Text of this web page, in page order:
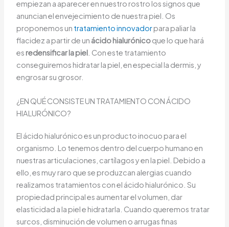
empiezan a aparecer en nuestro rostro los signos que
anuncian el envejecimiento de nuestra piel. Os
proponemos un tratamiento innovadorpara paliar la
flacidez a partir de un ácido hialurónicoque lo que hará
es redensificar la piel . Con este tratamiento
conseguiremos hidratar la piel, en especial la dermis, y
engrosar su grosor.
¿EN QUÉ CONSISTE UN TRATAMIENTO CON ÁCIDO
HIALURÓNICO?
El ácido hialurónico es un producto inocuo para el
organismo. Lo tenemos dentro del cuerpo humano en
nuestras articulaciones, cartílagos y en la piel. Debido a
ello, es muy raro que se produzcan alergias cuando
realizamos tratamientos con el ácido hialurónico. Su
propiedad principal es aumentar el volumen, dar
elasticidad a la piel e hidratarla. Cuando queremos tratar
surcos, disminución de volumen o arrugas finas